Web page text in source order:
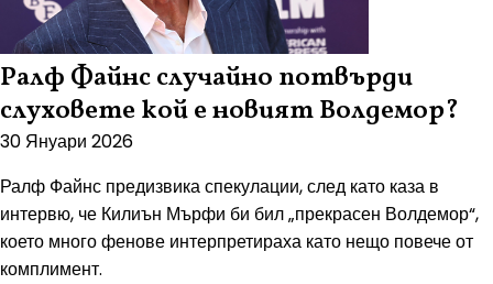
Ралф Файнс случайно потвърди
слуховете кой е новият Волдемор?
30 Януари 2026
Ралф Файнс предизвика спекулации, след като каза в
интервю, че Килиън Мърфи би бил „прекрасен Волдемор“,
което много фенове интерпретираха като нещо повече от
комплимент.